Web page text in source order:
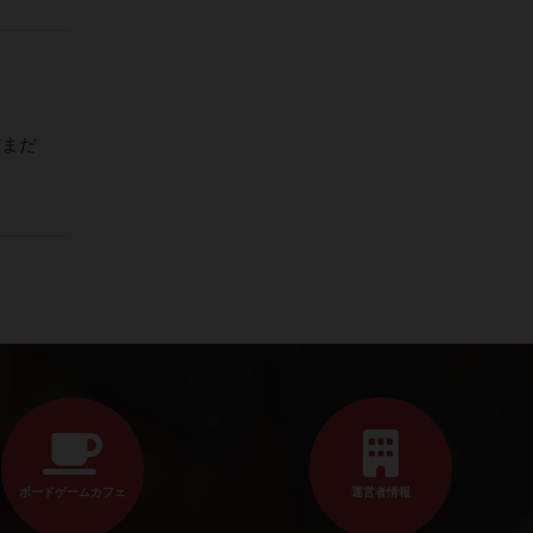
だ
ボードゲームカフェ 運営者情報